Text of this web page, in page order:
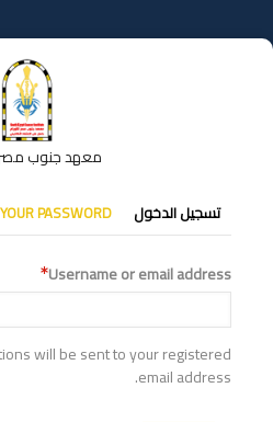
إلى
المحتوى
معهد جنوب مصر
التبويبات
الأساسية
تسجيل الدخول PASSWORD
Username or email address
will be sent to your registered
email address.